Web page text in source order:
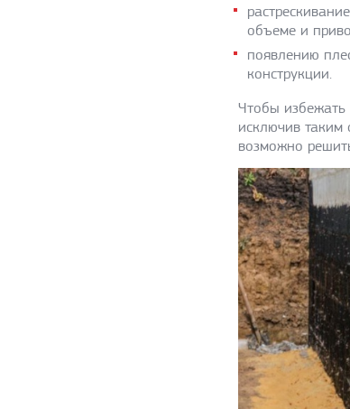
объеме и
появлению
конструкции.
Чтобы избежать
исключив таким
возможно